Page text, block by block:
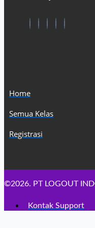
Home
Semua Kelas
Registrasi
©2026. PT LOGOUT
Kontak Support